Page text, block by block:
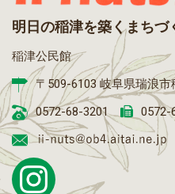
明日の稲津を築くまちづ
稲津公民館
〒509-6103 岐阜県瑞浪
0572-68-3201
0572-